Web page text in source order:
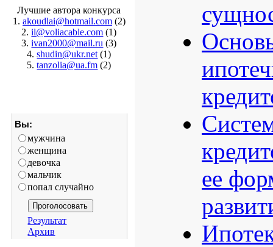
Лучшие автора конкурса
1. akoudlai@hotmail.com (2)
2.il@voliacable.com (1)
3.ivan2000@mail.ru (3)
4.shudin@ukr.net (1)
5.tanzolia@ua.fm (2)
Вы:
мужчина
женщина
девочка
мальчик
попал случайно
Результат
Архив
ее